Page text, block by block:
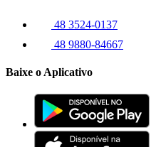
48 3524-0137
48 9880-84667
Baixe o Aplicativo